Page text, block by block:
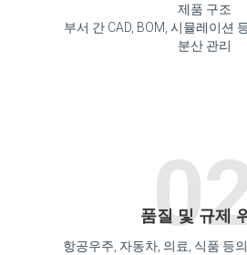
제품 구조
부서 간 CAD, BOM, 시뮬레이션
분산 관리
품질 및 규제
항공우주, 자동차, 의료, 식품 등